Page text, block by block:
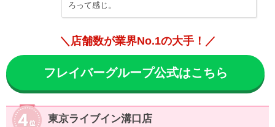
ろって感じ。
＼店舗数が業界No.1の大手！／
フレイバーグループ公式はこちら
東京ライブイン溝口店